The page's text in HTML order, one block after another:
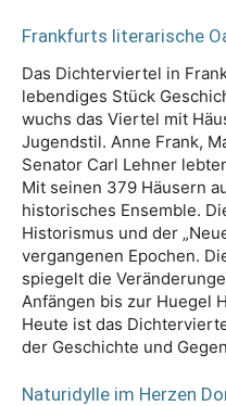
Frankfurts literarische
Das Dichterviertel in
lebendiges Stück
wuchs das Viertel mit
Jugendstil. Anne Frank,
Senator Carl Lehner
Mit seinen 379 Häusern
historisches Ensemble.
Historismus und der
vergangenen Epochen.
spiegelt die
Anfängen bis zur Huegel
Heute ist das
der Geschichte und
Naturidylle im Herzen